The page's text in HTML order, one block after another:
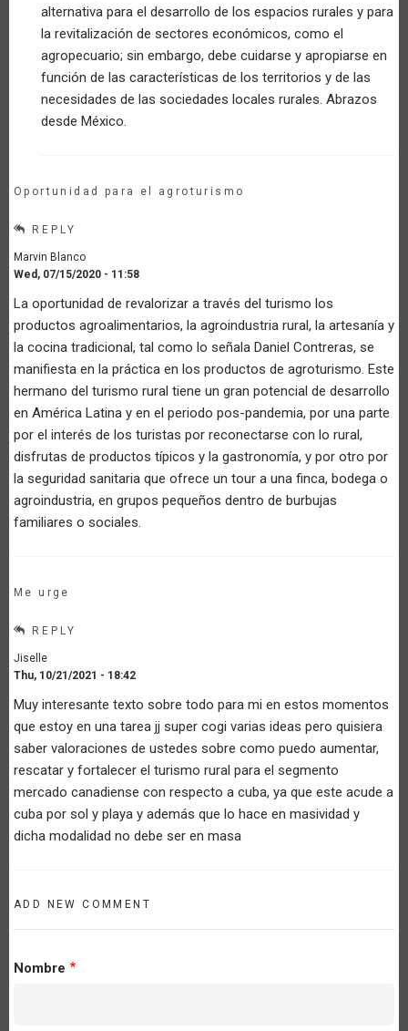
Un
de
cambio!
by
Anonymous
verified)
alternativa para el desarrollo de los espacios rurales y para
la revitalización de sectores económicos, como el
agropecuario; sin embargo, debe cuidarse y apropiarse en
función de las características de los territorios y de las
necesidades de las sociedades locales rurales. Abrazos
desde México.
Oportunidad para el agroturismo
REPLY
Marvin Blanco
Wed, 07/15/2020 - 11:58
La oportunidad de revalorizar a través del turismo los
productos agroalimentarios, la agroindustria rural, la artesanía y
la cocina tradicional, tal como lo señala Daniel Contreras, se
manifiesta en la práctica en los productos de agroturismo. Este
hermano del turismo rural tiene un gran potencial de desarrollo
en América Latina y en el periodo pos-pandemia, por una parte
por el interés de los turistas por reconectarse con lo rural,
disfrutas de productos típicos y la gastronomía, y por otro por
la seguridad sanitaria que ofrece un tour a una finca, bodega o
agroindustria, en grupos pequeños dentro de burbujas
familiares o sociales.
Me urge
REPLY
Jiselle
Thu, 10/21/2021 - 18:42
Muy interesante texto sobre todo para mi en estos momentos
que estoy en una tarea jj super cogi varias ideas pero quisiera
saber valoraciones de ustedes sobre como puedo aumentar,
rescatar y fortalecer el turismo rural para el segmento
mercado canadiense con respecto a cuba, ya que este acude a
cuba por sol y playa y además que lo hace en masividad y
dicha modalidad no debe ser en masa
ADD NEW COMMENT
Nombre